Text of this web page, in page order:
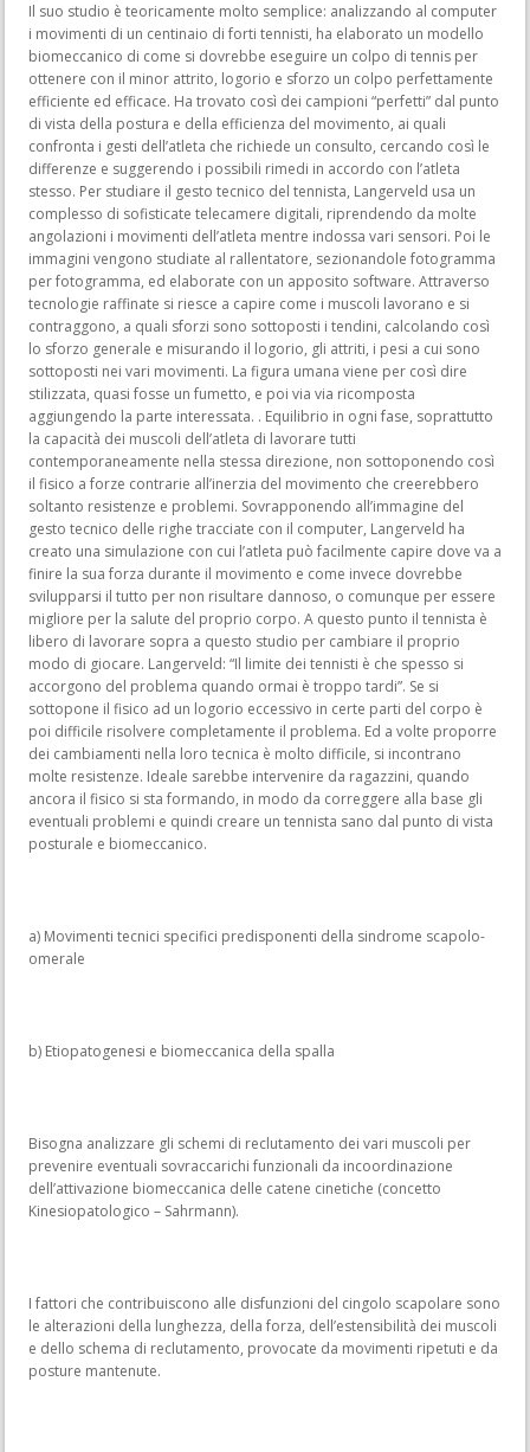
Il suo studio è teoricamente molto semplice: analizzando al computer
i movimenti di un centinaio di forti tennisti, ha elaborato un modello
biomeccanico di come si dovrebbe eseguire un colpo di tennis per
ottenere con il minor attrito, logorio e sforzo un colpo perfettamente
efficiente ed efficace. Ha trovato così dei campioni “perfetti” dal punto
di vista della postura e della efficienza del movimento, ai quali
confronta i gesti dell’atleta che richiede un consulto, cercando così le
differenze e suggerendo i possibili rimedi in accordo con l’atleta
stesso. Per studiare il gesto tecnico del tennista, Langerveld usa un
complesso di sofisticate telecamere digitali, riprendendo da molte
angolazioni i movimenti dell’atleta mentre indossa vari sensori. Poi le
immagini vengono studiate al rallentatore, sezionandole fotogramma
per fotogramma, ed elaborate con un apposito software. Attraverso
tecnologie raffinate si riesce a capire come i muscoli lavorano e si
contraggono, a quali sforzi sono sottoposti i tendini, calcolando così
lo sforzo generale e misurando il logorio, gli attriti, i pesi a cui sono
sottoposti nei vari movimenti. La figura umana viene per così dire
stilizzata, quasi fosse un fumetto, e poi via via ricomposta
aggiungendo la parte interessata. . Equilibrio in ogni fase, soprattutto
la capacità dei muscoli dell’atleta di lavorare tutti
contemporaneamente nella stessa direzione, non sottoponendo così
il fisico a forze contrarie all’inerzia del movimento che creerebbero
soltanto resistenze e problemi. Sovrapponendo all’immagine del
gesto tecnico delle righe tracciate con il computer, Langerveld ha
creato una simulazione con cui l’atleta può facilmente capire dove va a
finire la sua forza durante il movimento e come invece dovrebbe
svilupparsi il tutto per non risultare dannoso, o comunque per essere
migliore per la salute del proprio corpo. A questo punto il tennista è
libero di lavorare sopra a questo studio per cambiare il proprio
modo di giocare. Langerveld: “Il limite dei tennisti è che spesso si
accorgono del problema quando ormai è troppo tardi”. Se si
sottopone il fisico ad un logorio eccessivo in certe parti del corpo è
poi difficile risolvere completamente il problema. Ed a volte proporre
dei cambiamenti nella loro tecnica è molto difficile, si incontrano
molte resistenze. Ideale sarebbe intervenire da ragazzini, quando
ancora il fisico si sta formando, in modo da correggere alla base gli
eventuali problemi e quindi creare un tennista sano dal punto di vista
posturale e biomeccanico.
a) Movimenti tecnici specifici predisponenti della sindrome scapolo-
omerale
b) Etiopatogenesi e biomeccanica della spalla
Bisogna analizzare gli schemi di reclutamento dei vari muscoli per
prevenire eventuali sovraccarichi funzionali da incoordinazione
dell’attivazione biomeccanica delle catene cinetiche (concetto
Kinesiopatologico – Sahrmann).
I fattori che contribuiscono alle disfunzioni del cingolo scapolare sono
le alterazioni della lunghezza, della forza, dell’estensibilità dei muscoli
e dello schema di reclutamento, provocate da movimenti ripetuti e da
posture mantenute.